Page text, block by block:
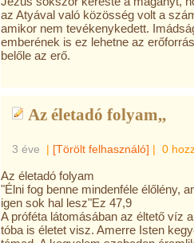
az Atyával való közösség volt a
amikor nem tevékenykedett.
emberének is ez lehetne az
belőle az erő.
Az életadó folyam,,
3 éve | [Törölt felhasználó] | 0
Az életadó folyam
"Élni fog benne mindenféle élőlény,
igen sok hal lesz"Ez 47,9
A próféta látomásában az éltető víz
tóba is életet visz. Amerre Isten